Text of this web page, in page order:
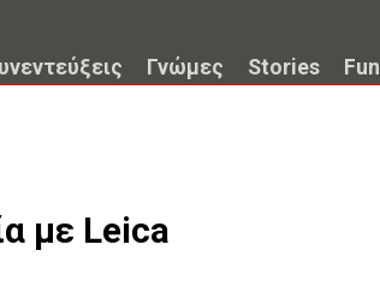
Γνώμες Stories Fun
με Leica